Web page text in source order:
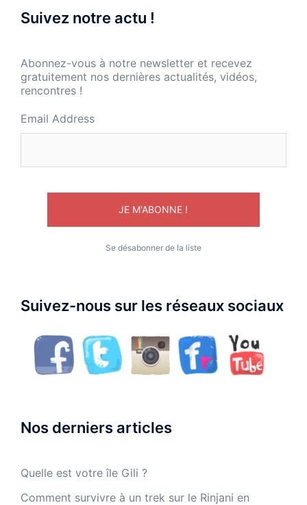
Suivez notre actu !
Abonnez-vous à notre newsletter et recevez
gratuitement nos dernières actualités, vidéos,
rencontres !
Email Address
Se désabonner de la liste
Suivez-nous sur les réseaux sociaux
Nos derniers articles
Quelle est votre île Gili ?
Comment survivre à un trek sur le Rinjani en